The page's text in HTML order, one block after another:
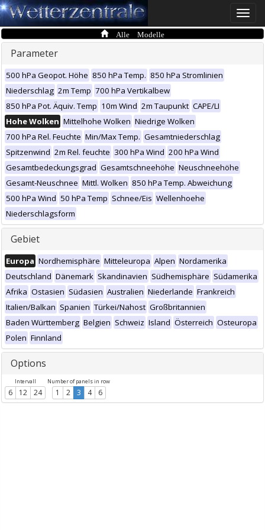
Toggle
Alle Modelle
Parameter
500 hPa Geopot. Höhe 850 hPa Temp. 850 hPa Stromlinien
Niederschlag 2m Temp 700 hPa Vertikalbew
850 hPa Pot. Äquiv. Temp 10m Wind 2m Taupunkt CAPE/LI
Hohe Wolken Mittelhohe Wolken Niedrige Wolken
700 hPa Rel. Feuchte Min/Max Temp. Gesamtniederschlag
Spitzenwind 2m Rel. feuchte 300 hPa Wind 200 hPa Wind
Gesamtbedeckungsgrad Gesamtschneehöhe Neuschneehöhe
Gesamt-Neuschnee Mittl. Wolken 850 hPa Temp. Abweichung
500 hPa Wind 50 hPa Temp Schnee/Eis Wellenhoehe
Niederschlagsform
Gebiet
Europa Nordhemisphäre Mitteleuropa Alpen Nordamerika
Deutschland Dänemark Skandinavien Südhemisphäre Südamerika
Afrika Ostasien Südasien Australien Niederlande Frankreich
Italien/Balkan Spanien Türkei/Nahost Großbritannien
Baden Württemberg Belgien Schweiz Island Österreich Osteuropa
Polen Finnland
Options
Intervall
6 12 24
Number of panels in row
1 2 3 4 6